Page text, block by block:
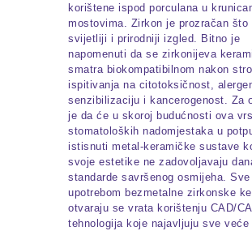
korištene ispod porculana u
mostovima. Zirkon je prozračan što
svijetliji i prirodniji izgled. Bitno je
napomenuti da se zirkonijeva
smatra biokompatibilnom nakon
ispitivanja na citotoksičnost,
senzibilizaciju i kancerogenost. Za
je da će u skoroj budućnosti ova
stomatoloških nadomjestaka u
istisnuti metal-keramičke sustave
svoje estetike ne zadovoljavaju
standarde savršenog osmijeha. Sve
upotrebom bezmetalne zirkonske
otvaraju se vrata korištenju CAD/
tehnologija koje najavljuju sve veće